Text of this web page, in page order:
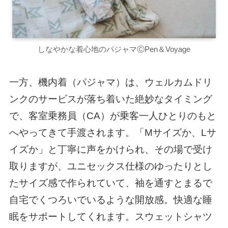
しなやかな着心地のパジャマⒸPen＆Voyage
一方、機内着（パジャマ）は、ウェルカムドリ
ンクのサービスが落ち着いた絶妙なタイミング
で、客室乗務員（CA）が乗客一人ひとりのもと
へやってきて手渡されます。「Mサイズか、Lサ
イズか」と丁寧に声をかけられ、その場で受け
取りますが、ユニセックス仕様のゆったりとし
たサイズ感で作られていて、袖を通すとまるで
自宅でくつろいでいるような開放感。快適な睡
眠をサポートしてくれます。スウェットシャツ